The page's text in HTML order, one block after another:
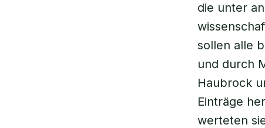
die unter
sollen alle
und durch
Haubrock
Einträge
werteten